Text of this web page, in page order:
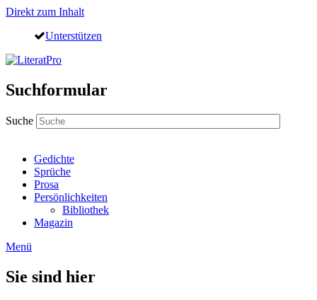
Direkt zum Inhalt
Unterstützen
Suchformular
Suche
Gedichte
Sprüche
Prosa
Persönlichkeiten
Bibliothek
Magazin
Menü
Sie sind hier